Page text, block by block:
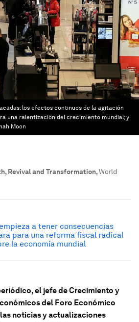
los efectos continuos de la agitación
una ralentización del crecimiento mundial; y
Moon
Revival and Transformation,World
el jefe de Crecimiento y
del Foro Económico
noticias y actualizaciones
a tener consecuencias
para una reforma fiscal radical
la economía mundial